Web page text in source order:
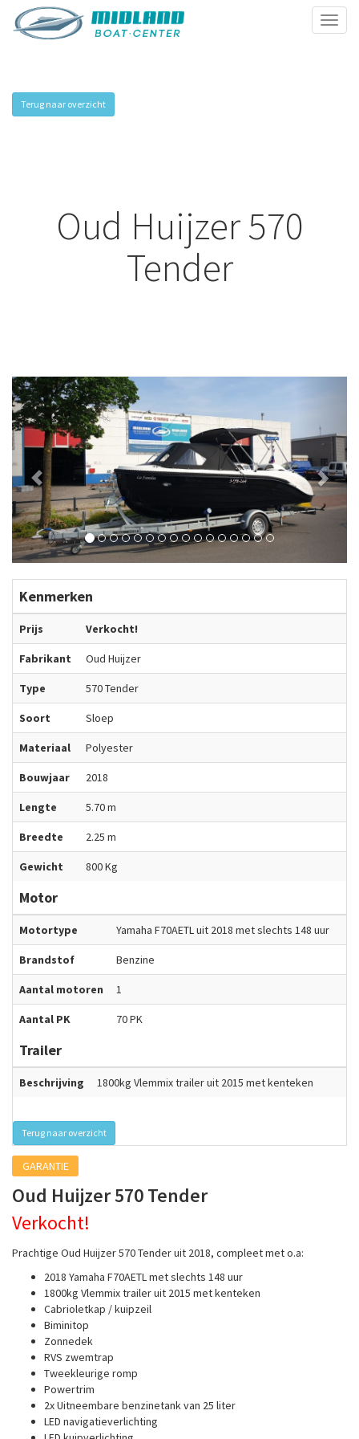
Terug naar overzicht
Oud Huijzer 570
Tender
Previous
Kenmerken
Prijs Verkocht!
Fabrikant Oud Huijzer
Type 570 Tender
Soort Sloep
Materiaal Polyester
Bouwjaar 2018
Lengte 5.70 m
Breedte 2.25 m
Gewicht 800 Kg
Motor
Motortype Yamaha F70AETL uit 2018 met slechts 148 uur
Brandstof Benzine
Aantal motoren 1
Aantal PK 70 PK
Trailer
Beschrijving 1800kg Vlemmix trailer uit 2015 met kenteken
Terug naar overzicht
GARANTIE
Oud Huijzer 570 Tender
Verkocht!
Prachtige Oud Huijzer 570 Tender uit 2018, compleet met o.a:
2018 Yamaha F70AETL met slechts 148 uur
1800kg Vlemmix trailer uit 2015 met kenteken
Cabrioletkap / kuipzeil
Biminitop
Zonnedek
RVS zwemtrap
Tweekleurige romp
Powertrim
2x Uitneembare benzinetank van 25 liter
LED navigatieverlichting